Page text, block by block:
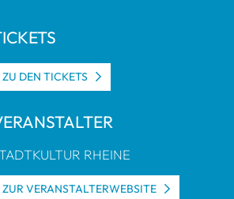
ZU DEN TICKETS
RHEINE
ZUR VER­AN­STAL­TER­WEB­SITE